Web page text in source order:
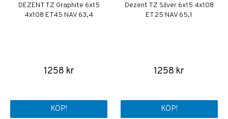
DEZENT TZ Graphite 6x15
4x108 ET45 NAV 63,4
1258 kr
KÖP!
Dezent TZ Silver 6x15 4x108
ET25 NAV 65,1
1258 kr
KÖP!